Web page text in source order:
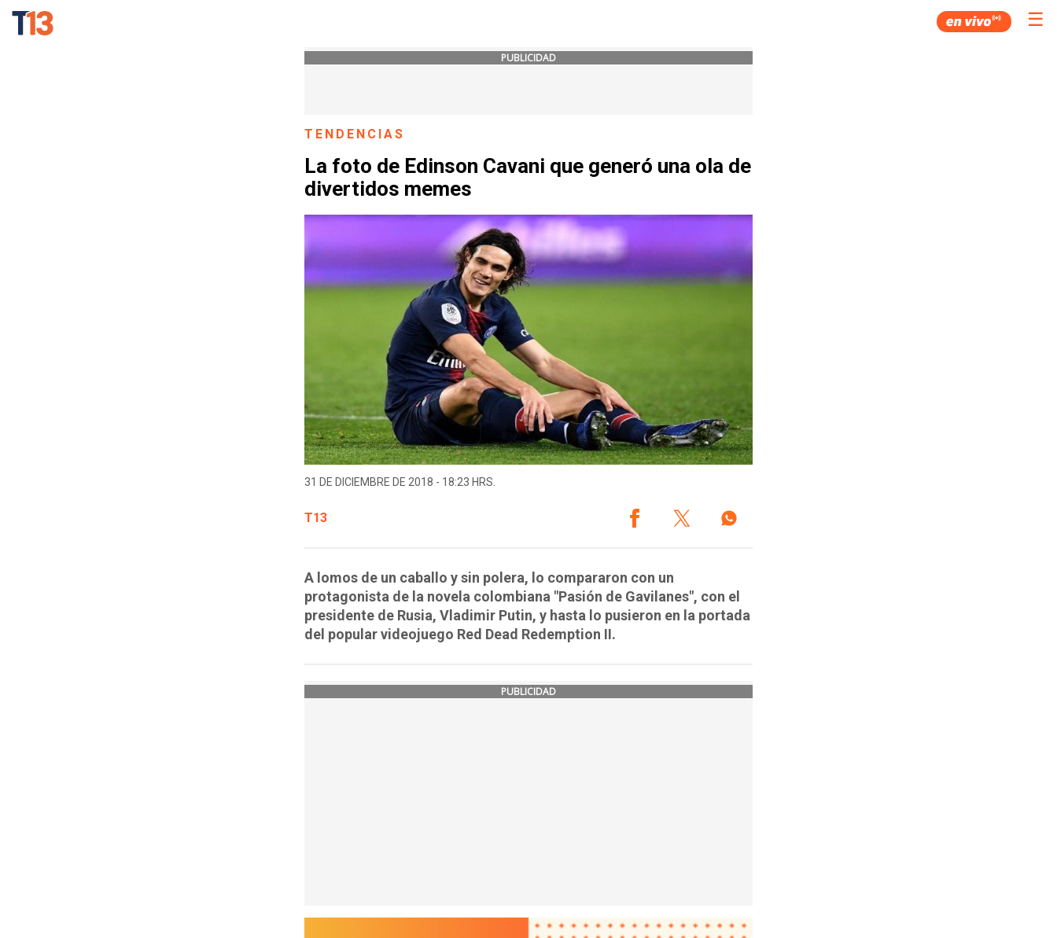
☰
PUBLICIDAD
TENDENCIAS
La foto de Edinson Cavani que generó una ola de
divertidos memes
31 DE DICIEMBRE DE 2018 - 18:23 HRS.
T13
A lomos de un caballo y sin polera, lo compararon con un
protagonista de la novela colombiana "Pasión de Gavilanes", con el
presidente de Rusia, Vladimir Putin, y hasta lo pusieron en la portada
del popular videojuego Red Dead Redemption II.
PUBLICIDAD